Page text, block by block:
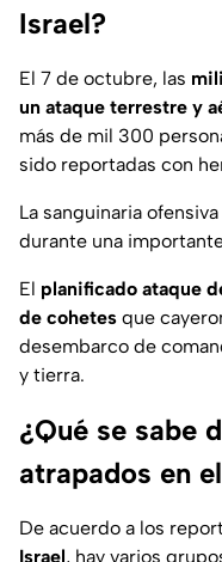
Israel?
El 7 de octubre, las
un ataque terrestre y
más de mil 300
sido reportadas con
La sanguinaria
durante una
El planificado ataque
de cohetes que
desembarco de
y tierra.
¿Qué se sabe
atrapados en
De acuerdo a los
Israel, hay varios